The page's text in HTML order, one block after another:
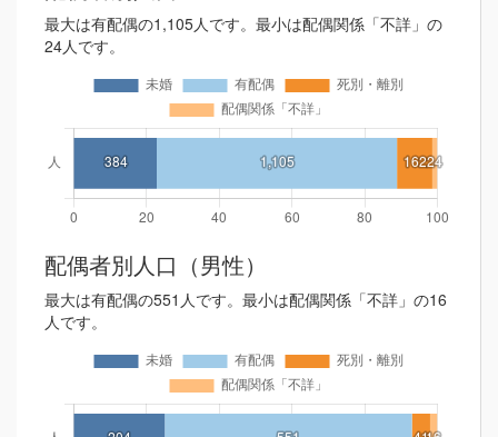
最大は有配偶の1,105人です。最小は配偶関係「不詳」の
24人です。
配偶者別人口（男性）
最大は有配偶の551人です。最小は配偶関係「不詳」の16
人です。